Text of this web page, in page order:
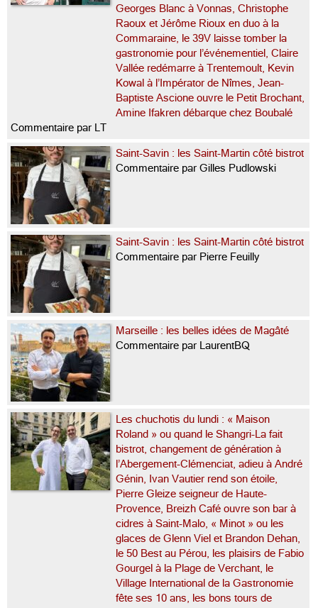
Georges Blanc à Vonnas, Christophe
Raoux et Jérôme Rioux en duo à la
Commaraine, le 39V laisse tomber la
gastronomie pour l’événementiel, Claire
Vallée redémarre à Trentemoult, Kevin
Kowal à l’Impérator de Nîmes, Jean-
Baptiste Ascione ouvre le Petit Brochant,
Amine Ifakren débarque chez Boubalé
Commentaire par LT
Saint-Savin : les Saint-Martin côté bistrot
Commentaire par Gilles Pudlowski
Saint-Savin : les Saint-Martin côté bistrot
Commentaire par Pierre Feuilly
Marseille : les belles idées de Magâté
Commentaire par LaurentBQ
Les chuchotis du lundi : « Maison
Roland » ou quand le Shangri-La fait
bistrot, changement de génération à
l’Abergement-Clémenciat, adieu à André
Génin, Ivan Vautier rend son étoile,
Pierre Gleize seigneur de Haute-
Provence, Breizh Café ouvre son bar à
cidres à Saint-Malo, « Minot » ou les
glaces de Glenn Viel et Brandon Dehan,
le 50 Best au Pérou, les plaisirs de Fabio
Gourgel à la Plage de Verchant, le
Village International de la Gastronomie
fête ses 10 ans, les bons tours de